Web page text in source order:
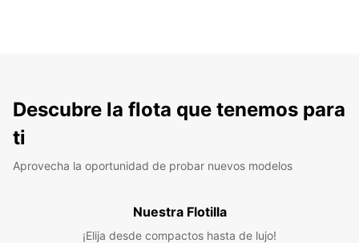
Descubre la flota que tenemos para
ti
Aprovecha la oportunidad de probar nuevos modelos
Nuestra Flotilla
¡Elija desde compactos hasta de lujo!